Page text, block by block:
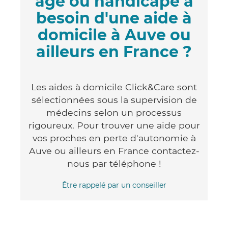
besoin d'une aide à
domicile à Auve ou
ailleurs en France ?
Les aides à domicile Click&Care sont
sélectionnées sous la supervision de
médecins selon un processus
rigoureux. Pour trouver une aide pour
vos proches en perte d'autonomie à
Auve ou ailleurs en France contactez-
nous par téléphone !
Être rappelé par un conseiller